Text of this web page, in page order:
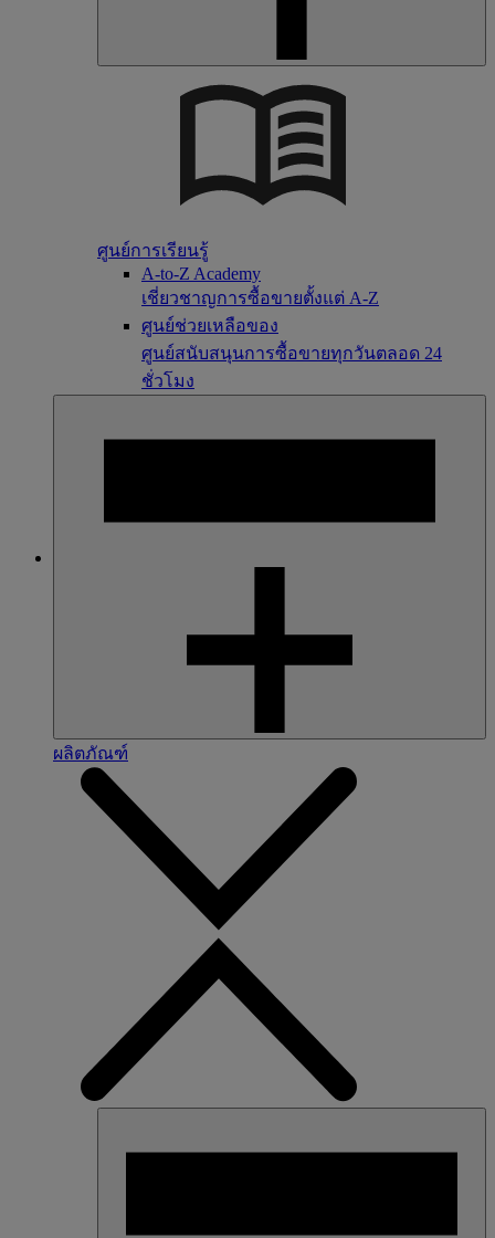
ศูนย์การเรียนรู้
A-to-Z Academy
เชี่ยวชาญการซื้อขายตั้งแต่ A-Z
ศูนย์ช่วยเหลือของ
ศูนย์สนับสนุนการซื้อขายทุกวันตลอด 24
ชั่วโมง
ผลิตภัณฑ์